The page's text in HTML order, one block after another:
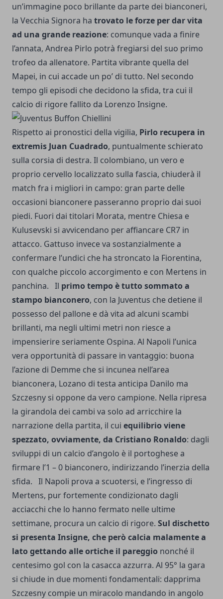
un’immagine poco brillante da parte dei bianconeri,
la Vecchia Signora ha trovato le forze per dar vita
ad una grande reazione: comunque vada a finire
l’annata, Andrea Pirlo potrà fregiarsi del suo primo
trofeo da allenatore. Partita vibrante quella del
Mapei, in cui accade un po’ di tutto. Nel secondo
tempo gli episodi che decidono la sfida, tra cui il
calcio di rigore fallito da Lorenzo Insigne.
Rispetto ai pronostici della vigilia, Pirlo recupera in
extremis Juan Cuadrado, puntualmente schierato
sulla corsia di destra. Il colombiano, un vero e
proprio cervello localizzato sulla fascia, chiuderà il
match fra i migliori in campo: gran parte delle
occasioni bianconere passeranno proprio dai suoi
piedi. Fuori dai titolari Morata, mentre Chiesa e
Kulusevski si avvicendano per affiancare CR7 in
attacco. Gattuso invece va sostanzialmente a
confermare l’undici che ha stroncato la Fiorentina,
con qualche piccolo accorgimento e con Mertens in
panchina. Il primo tempo è tutto sommato a
stampo bianconero, con la Juventus che detiene il
possesso del pallone e dà vita ad alcuni scambi
brillanti, ma negli ultimi metri non riesce a
impensierire seriamente Ospina. Al Napoli l’unica
vera opportunità di passare in vantaggio: buona
l’azione di Demme che si incunea nell’area
bianconera, Lozano di testa anticipa Danilo ma
Szczesny si oppone da vero campione. Nella ripresa
la girandola dei cambi va solo ad arricchire la
narrazione della partita, il cui equilibrio viene
spezzato, ovviamente, da Cristiano Ronaldo: dagli
sviluppi di un calcio d’angolo è il portoghese a
firmare l’1 – 0 bianconero, indirizzando l’inerzia della
sfida. Il Napoli prova a scuotersi, e l’ingresso di
Mertens, pur fortemente condizionato dagli
acciacchi che lo hanno fermato nelle ultime
settimane, procura un calcio di rigore. Sul dischetto
si presenta Insigne, che però calcia malamente a
lato gettando alle ortiche il pareggio nonché il
centesimo gol con la casacca azzurra. Al 95° la gara
si chiude in due momenti fondamentali: dapprima
Szczesny compie un miracolo mandando in angolo